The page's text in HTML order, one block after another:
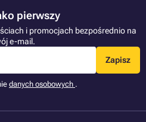
pierwszy
i promocjach bezpośrednio na
e-mail.
Zapisz
danych osobowych .